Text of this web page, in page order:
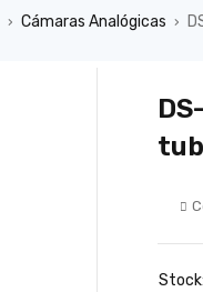
› Cámaras Analógicas ›
Stock: